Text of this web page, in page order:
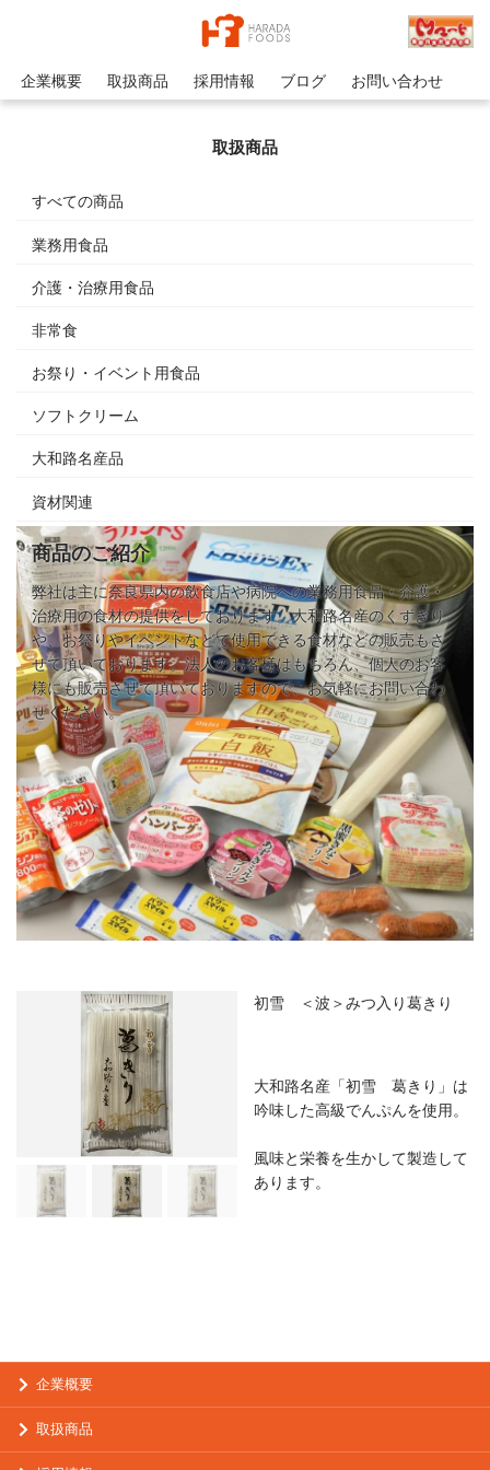
企業概要 取扱商品 採用情報 ブログ お問い合わせ
取扱商品
すべての商品
業務用食品
介護・治療用食品
非常食
お祭り・イベント用食品
ソフトクリーム
大和路名産品
資材関連
商品のご紹介
弊社は主に奈良県内の飲食店や病院への業務用食品・介護・
治療用の食材の提供をしております。大和路名産のくずきり
や、お祭りやイベントなどで使用できる食材などの販売もさ
せて頂いております。法人のお客様はもちろん、個人のお客
様にも販売させて頂いておりますので、お気軽にお問い合わ
せください。
初雪 ＜波＞みつ入り葛きり
大和路名産「初雪 葛きり」は
吟味した高級でんぷんを使用。
風味と栄養を生かして製造して
あります。
企業概要
取扱商品